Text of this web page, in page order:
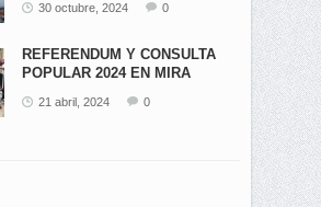
30 octubre, 2024 0
REFERENDUM Y CONSULTA
POPULAR 2024 EN MIRA
21 abril, 2024 0